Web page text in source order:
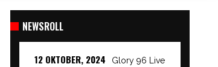
NEWSROLL
12 OKTOBER, 2024
Glory 96 Live